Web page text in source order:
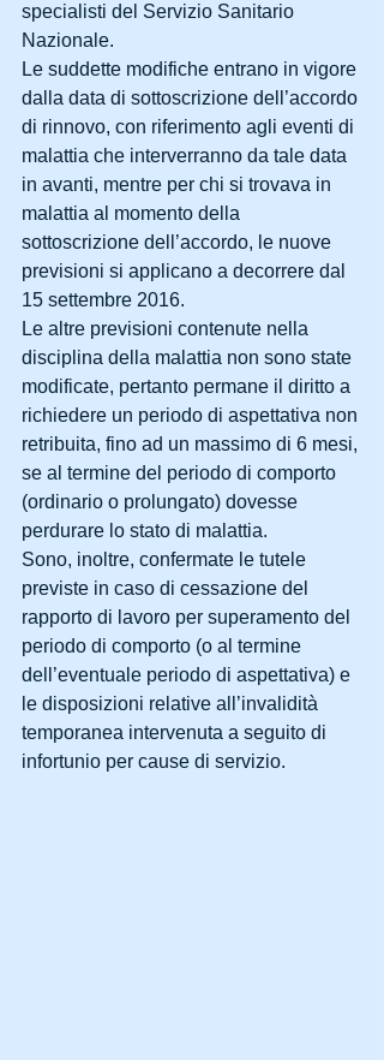
specialisti del Servizio Sanitario
Nazionale.
Le suddette modifiche entrano in vigore
dalla data di sottoscrizione dell’accordo
di rinnovo, con riferimento agli eventi di
malattia che interverranno da tale data
in avanti, mentre per chi si trovava in
malattia al momento della
sottoscrizione dell’accordo, le nuove
previsioni si applicano a decorrere dal
15 settembre 2016.
Le altre previsioni contenute nella
disciplina della malattia non sono state
modificate, pertanto permane il diritto a
richiedere un periodo di aspettativa non
retribuita, fino ad un massimo di 6 mesi,
se al termine del periodo di comporto
(ordinario o prolungato) dovesse
perdurare lo stato di malattia.
Sono, inoltre, confermate le tutele
previste in caso di cessazione del
rapporto di lavoro per superamento del
periodo di comporto (o al termine
dell’eventuale periodo di aspettativa) e
le disposizioni relative all’invalidità
temporanea intervenuta a seguito di
infortunio per cause di servizio.